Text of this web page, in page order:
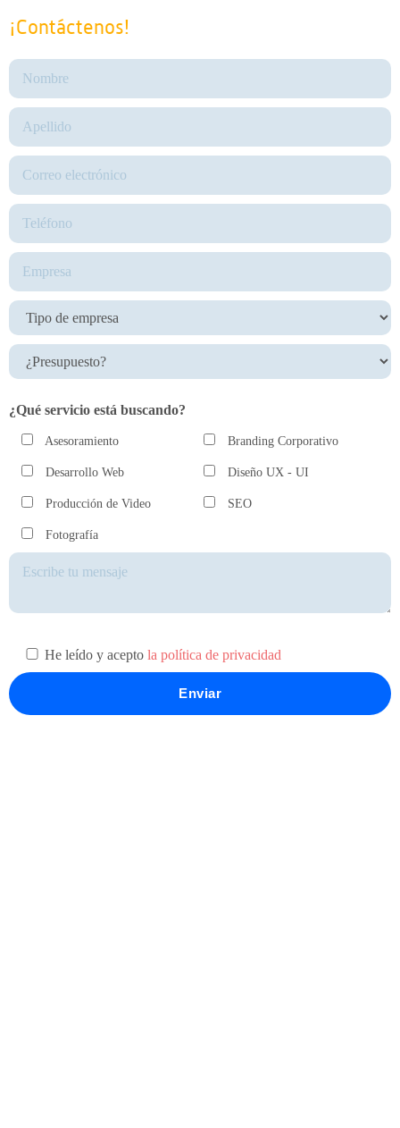
¡Contáctenos!
¿Qué servicio está buscando?
Asesoramiento Branding Corporativo
Desarrollo Web Diseño UX - UI
Producción de Video SEO
Fotografía
He leído y acepto la política de privacidad